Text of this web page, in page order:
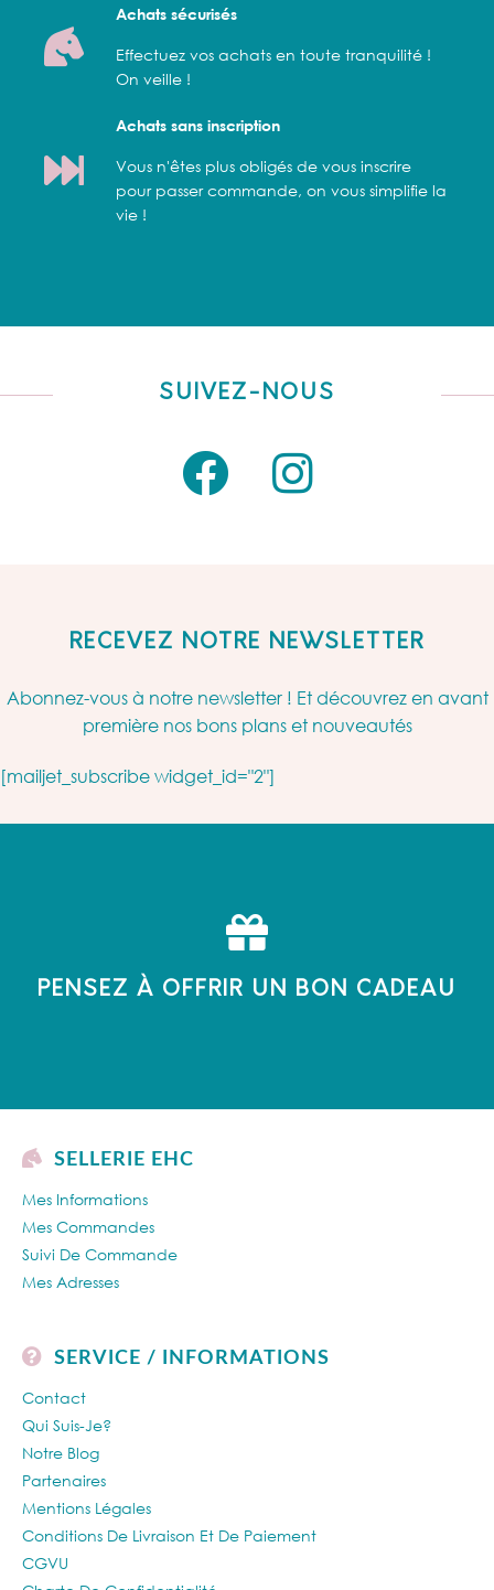
Achats sécurisés
Effectuez vos achats en toute tranquilité !
On veille !
Achats sans inscription
Vous n'êtes plus obligés de vous inscrire
pour passer commande, on vous simplifie la
vie !
SUIVEZ-NOUS
RECEVEZ NOTRE NEWSLETTER
Abonnez-vous à notre newsletter ! Et découvrez en avant
première nos bons plans et nouveautés
[mailjet_subscribe widget_id="2"]
PENSEZ À OFFRIR UN BON CADEAU
SELLERIE EHC
Mes Informations
Mes Commandes
Suivi De Commande
Mes Adresses
SERVICE / INFORMATIONS
Contact
Qui Suis-Je?
Notre Blog
Partenaires
Mentions Légales
Conditions De Livraison Et De Paiement
CGVU